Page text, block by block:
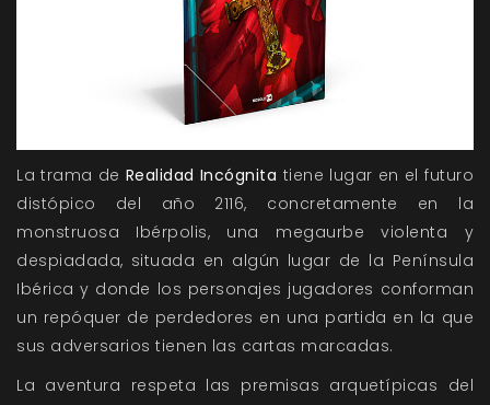
La trama de Realidad Incógnita tiene lugar en el futuro
distópico del año 2116, concretamente en la
monstruosa Ibérpolis, una megaurbe violenta y
despiadada, situada en algún lugar de la Península
Ibérica y donde los personajes jugadores conforman
un repóquer de perdedores en una partida en la que
sus adversarios tienen las cartas marcadas.
La aventura respeta las premisas arquetípicas del